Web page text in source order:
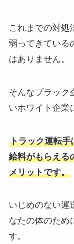
これまでの対処
弱ってきている
はありません。
そんなブラック
いホワイト企業
トラック運転手
給料がもらえる
メリットです。
いじめのない運
なたの体のため
す。